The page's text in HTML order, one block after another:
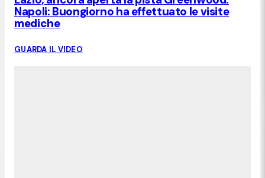
Napoli: Buongiorno ha effettuato le visite
mediche
GUARDA IL VIDEO